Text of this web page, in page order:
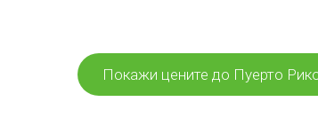
Покажи цените до Пуерто